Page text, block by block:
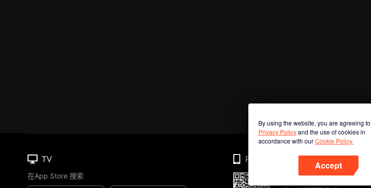
By using the website, you are agreeing
Privacy Policyand the use of cookies in
accordance with ourCookie Policy.
Accept
TV
在App Store 搜索
Phone